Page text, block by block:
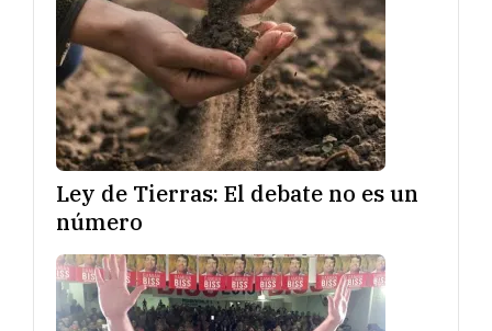
Ley de Tierras: El debate no es un
número